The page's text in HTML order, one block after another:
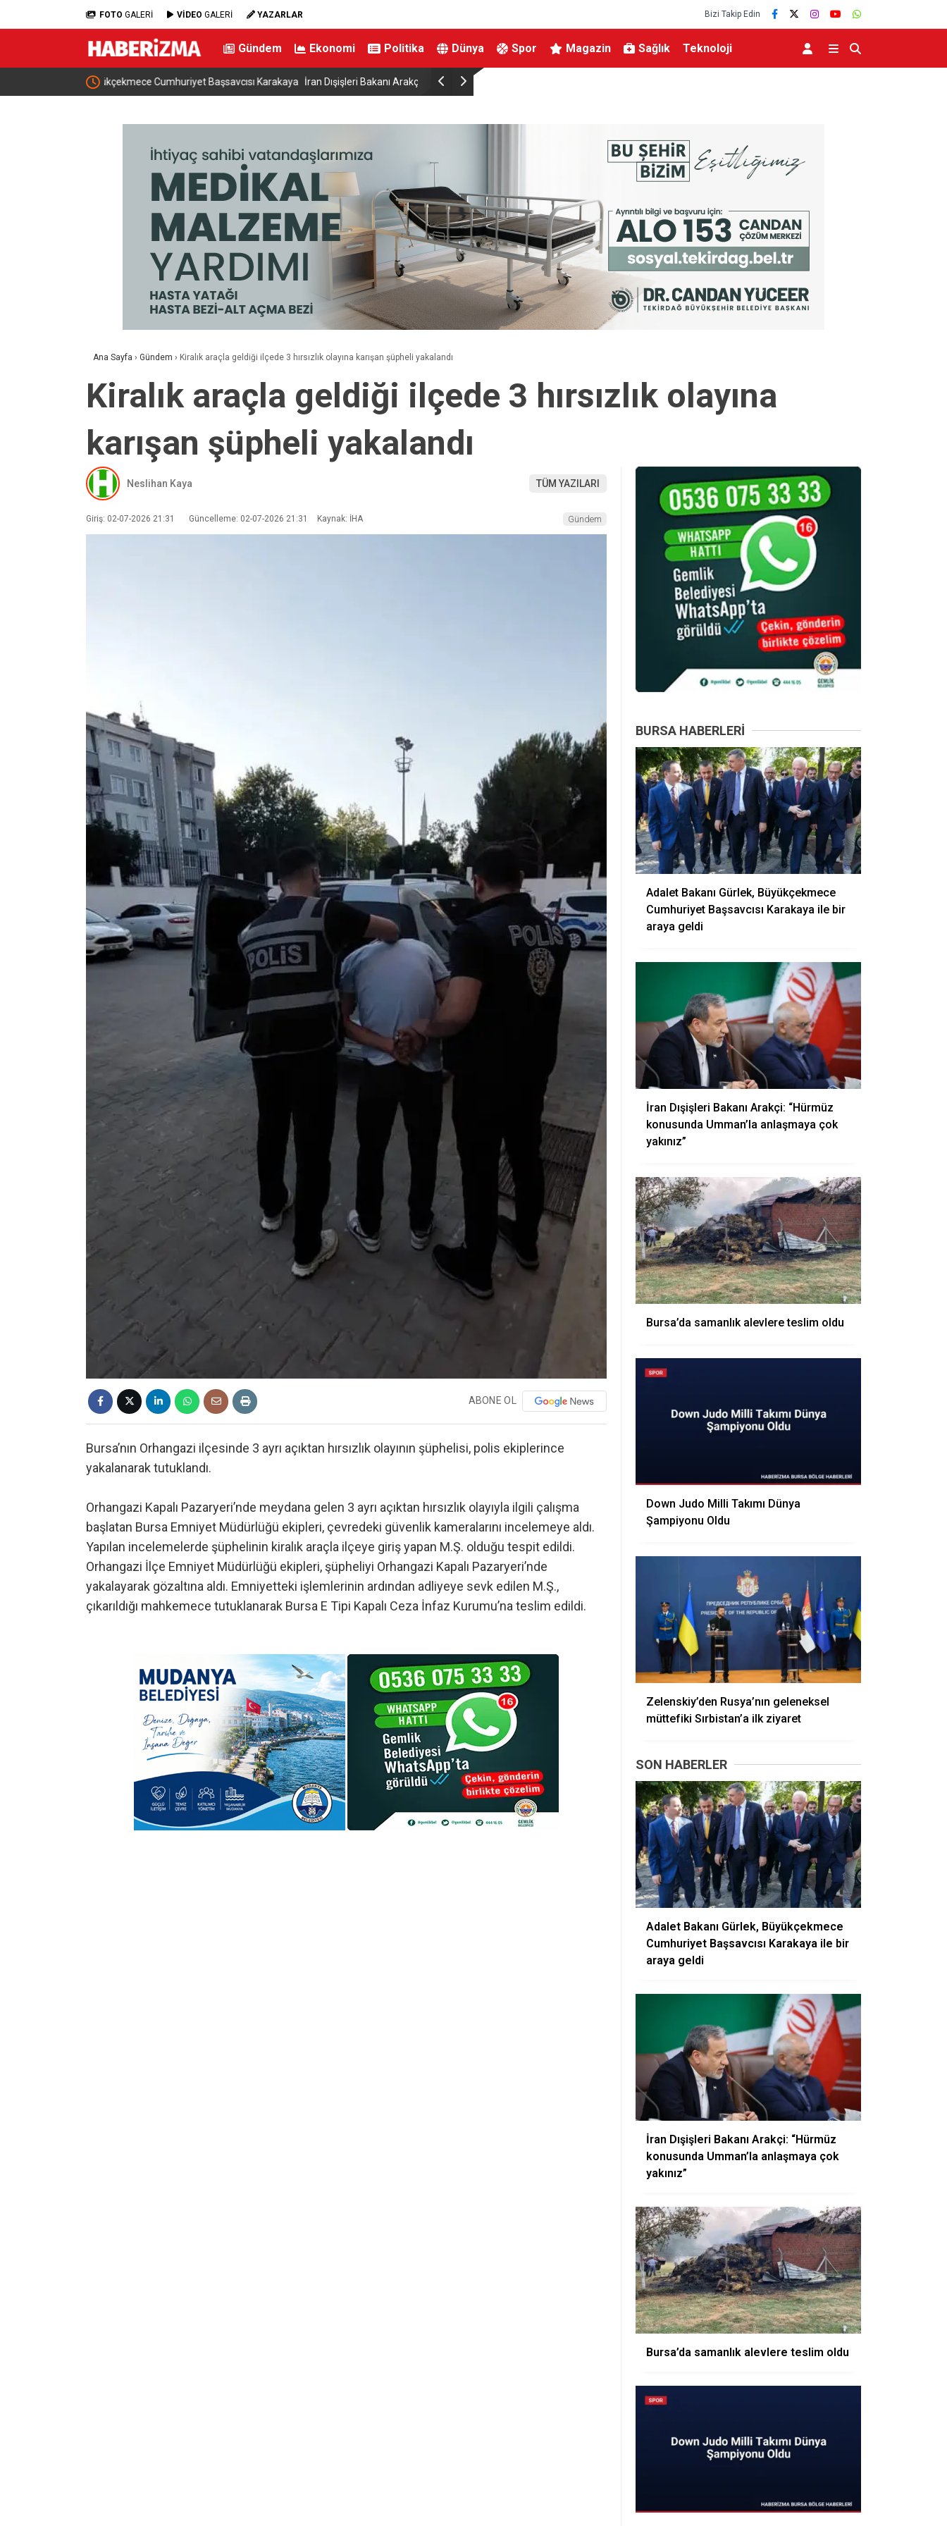
FOTO GALERİ VİDEO GALERİ YAZARLAR Bizi Takip Edin
Gündem Ekonomi Politika Dünya Spor Magazin Sağlık Teknoloji
Başsavcısı Karakaya İran Dışişleri Bakanı Arakçi: “Hürmüz konusunda Umman’la anlaşmaya Bursa’da samanlık alevlere teslim oldu
Ana Sayfa › Gündem › Kiralık araçla geldiği ilçede 3 hırsızlık olayına karışan şüpheli yakalandı
Kiralık araçla geldiği ilçede 3 hırsızlık olayına
karışan şüpheli yakalandı
Neslihan Kaya TÜM YAZILARI
Giriş: 02-07-2026 21:31 Güncelleme: 02-07-2026 21:31 Kaynak: İHA Gündem
ABONE OL
Bursa’nın Orhangazi ilçesinde 3 ayrı açıktan hırsızlık olayının şüphelisi, polis ekiplerince
yakalanarak tutuklandı.
Orhangazi Kapalı Pazaryeri’nde meydana gelen 3 ayrı açıktan hırsızlık olayıyla ilgili çalışma
başlatan Bursa Emniyet Müdürlüğü ekipleri, çevredeki güvenlik kameralarını incelemeye aldı.
Yapılan incelemelerde şüphelinin kiralık araçla ilçeye giriş yapan M.Ş. olduğu tespit edildi.
Orhangazi İlçe Emniyet Müdürlüğü ekipleri, şüpheliyi Orhangazi Kapalı Pazaryeri’nde
yakalayarak gözaltına aldı. Emniyetteki işlemlerinin ardından adliyeye sevk edilen M.Ş.,
çıkarıldığı mahkemece tutuklanarak Bursa E Tipi Kapalı Ceza İnfaz Kurumu’na teslim edildi.
BURSA HABERLERI
Adalet Bakanı Gürlek, Büyükçekmece
Cumhuriyet Başsavcısı Karakaya ile bir
araya geldi
İran Dışişleri Bakanı Arakçi: “Hürmüz
konusunda Umman’la anlaşmaya çok
yakınız”
Bursa’da samanlık alevlere teslim oldu
Down Judo Milli Takımı Dünya
Şampiyonu Oldu
Zelenskiy’den Rusya’nın geleneksel
müttefiki Sırbistan’a ilk ziyaret
SON HABERLER
Adalet Bakanı Gürlek, Büyükçekmece
Cumhuriyet Başsavcısı Karakaya ile bir
araya geldi
İran Dışişleri Bakanı Arakçi: “Hürmüz
konusunda Umman’la anlaşmaya çok
yakınız”
Bursa’da samanlık alevlere teslim oldu